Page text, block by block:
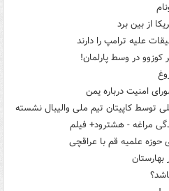
از بین برد
علیه ترامپ را دارند
در وسط پارلمان!
امنیت درباره یمن
توسط کاپیتان تیم ملی والیبال نشسته
مراغه - هشترود+ فیلم
علمیه قم با عراقچی